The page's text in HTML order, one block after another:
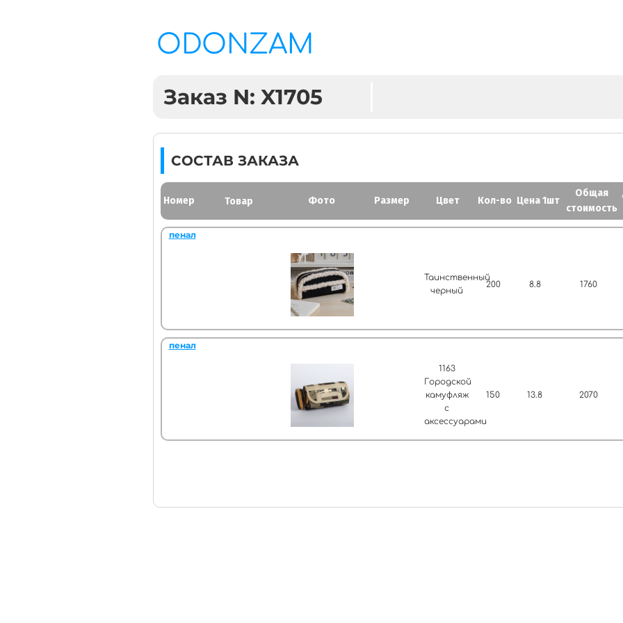
ODONZAM
Заказ N: X1705
СОСТАВ ЗАКАЗА
Номер Товар Фото Размер Цвет Кол-во Цена 1шт
Общая
стоимость
пенал
Таинственный
черный
200 8.8 1760
пенал
1163
Городской
камуфляж
с
аксессуарами
150 13.8 2070